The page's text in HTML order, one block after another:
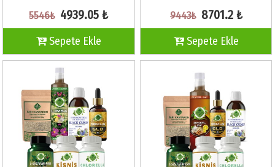
5546₺ 4939.05 ₺
Sepete Ekle
9443₺ 8701.2 ₺
Sepete Ekle